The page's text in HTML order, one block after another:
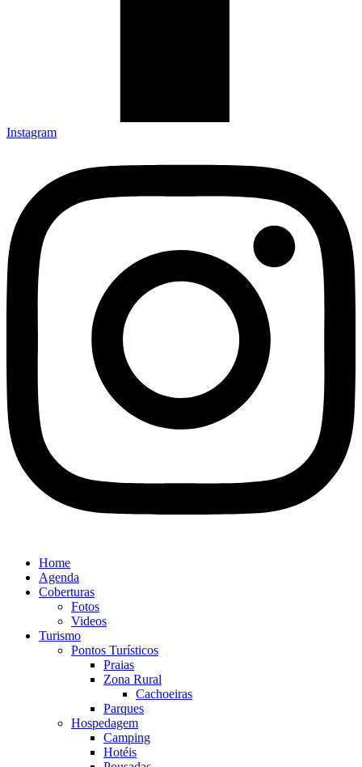
Instagram
Home
Agenda
Coberturas
Fotos
Videos
Turismo
Pontos Turísticos
Praias
Zona Rural
Cachoeiras
Parques
Hospedagem
Camping
Hotéis